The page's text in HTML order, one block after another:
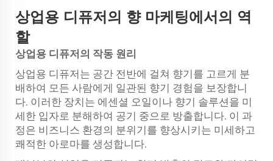
상업용 디퓨저의 향 마케팅에서의 역
할
상업용 디퓨저의 작동 원리
상업용 디퓨저는 공간 전반에 걸쳐 향기를 고르게 분
배하여 모든 사람에게 일관된 향기 경험을 보장합니
다. 이러한 장치는 에센셜 오일이나 향기 솔루션을 미
세한 입자로 분해하여 공기 중으로 방출합니다. 이 과
정은 비즈니스 환경의 분위기를 향상시키는 미세하고
쾌적한 아로마를 생성합니다.